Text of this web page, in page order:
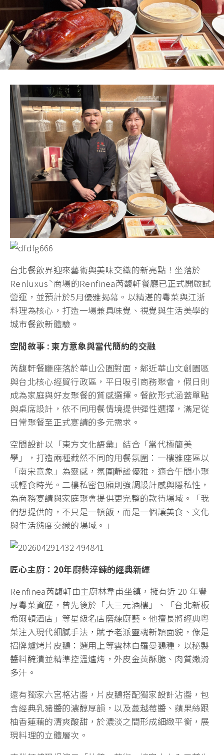
台北餐飲界迎來藝術與美味交織的新亮點！坐落於
Renluxusˋ商場的Renfinea芮馥軒餐廳已正式開啟試
營運，並預計於5月優雅揭幕。以精湛的粵菜與江浙
料理為核心，打造一場兼具味覺、視覺與生活美學的
城市餐飲新體驗。
空間敘事 : 東方意象與當代簡約的交融
芮馥軒餐廳座落於華山公園對面，鄰近華山文創園區
與台北核心經貿行政區，平日吸引商務聚會，假日則
成為家庭與好友聚餐的質感選擇。餐飲形式涵蓋單點
與桌席設計，依不同用餐情境提供彈性選擇，滿足從
日常聚餐至正式宴請的多元需求。
空間設計以「東方文化語彙」結合「當代極簡美
學」，打造兩種截然不同的用餐氛圍：一樓雅座區以
「南宋意象」為靈感，氛圍靜謐優雅，適合午間小聚
或輕食時光。二樓私密包廂則強調設計感與隱私性，
為商務宴請與家庭聚會提供更完整的款待場域。「我
們想提供的，不只是一頓飯，而是一個讓美食、文化
與生活態度交織的場域。」
匠心主廚：20年廚藝淬鍊的經典新繹
Renfinea芮馥軒由主廚林韋甫坐鎮，擁有近 20 年豐
厚粵菜資歷，曾先後於「大三元酒樓」、「台北新板
希爾頓酒店」等星級名店磨練廚藝。他擅長將經典粵
菜注入現代細膩手法，賦予老派靈魂新穎面貌，像是
招牌爐烤片皮鵝：選用上等雲林白羅曼鵝種，以秘製
醬料醃漬並精準控溫爐烤，外皮金黃酥脆、肉質嫩滑
多汁。
還有獨家六宮格沾醬，片皮鵝搭配獨家設計沾醬，包
含經典乳豬醬的濃醇厚韻，以及蔓越莓醬、蘋果絲跟
柚香蓮藕的清爽酸甜，於濃淡之間形成細緻平衡，展
現料理的立體層次。